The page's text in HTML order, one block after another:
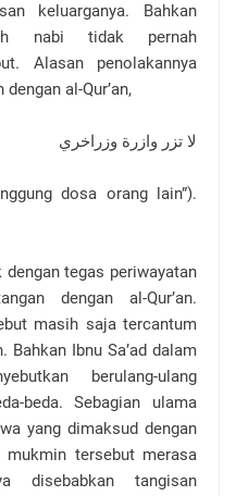
keluarganya. Bahkan
nabi tidak pernah
Alasan penolakannya
al-Qur’an,
لا تزر وازرة وزراخري
dosa orang lain”).
dengan tegas periwayatan
dengan al-Qur’an.
masih saja tercantum
Ibnu Sa’ad dalam
berulang-ulang
beda. Sebagian ulama
yang dimaksud dengan
tersebut merasa
disebabkan tangisan